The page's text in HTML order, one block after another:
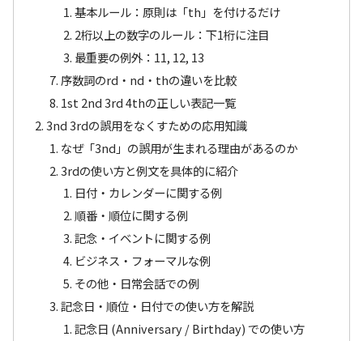
基本ルール：原則は「th」を付けるだけ
2桁以上の数字のルール：下1桁に注目
最重要の例外：11, 12, 13
序数詞のrd・nd・thの違いを比較
1st 2nd 3rd 4thの正しい表記一覧
3nd 3rdの誤用をなくすための応用知識
なぜ「3nd」の誤用が生まれる理由があるのか
3rdの使い方と例文を具体的に紹介
日付・カレンダーに関する例
順番・順位に関する例
記念・イベントに関する例
ビジネス・フォーマルな例
その他・日常会話での例
記念日・順位・日付での使い方を解説
記念日 (Anniversary / Birthday) での使い方